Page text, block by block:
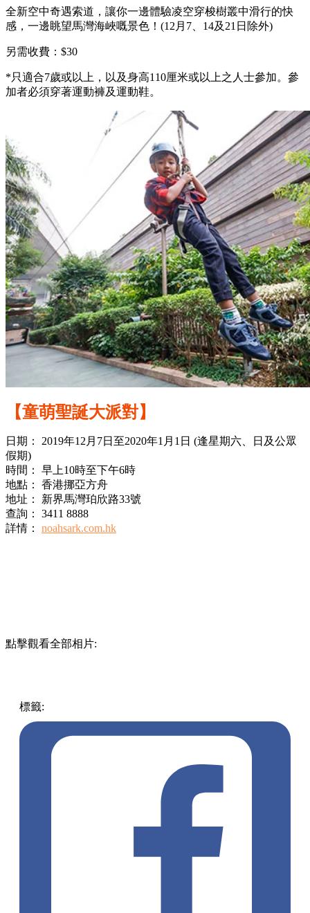
全新空中奇遇索道，讓你一邊體驗凌空穿梭樹叢中滑行的快
感，一邊眺望馬灣海峽嘅景色！(12月7、14及21日除外)
另需收費：$30
*只適合7歲或以上，以及身高110厘米或以上之人士參加。參
加者必須穿著運動褲及運動鞋。
【童萌聖誕大派對】
日期： 2019年12月7日至2020年1月1日 (逢星期六、日及公眾
假期)
時間： 早上10時至下午6時
地點： 香港挪亞方舟
地址： 新界馬灣珀欣路33號
查詢： 3411 8888
詳情： noahsark.com.hk
點擊觀看全部相片:
標籤: